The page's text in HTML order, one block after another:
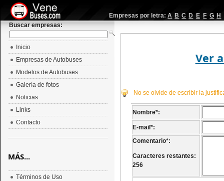
Empresas por letra: A B C D E F G H
Buscar empresas:
Ver
No se olvide de escribir la
Nombre*:
E-mail*:
Comentario*:
Caracteres restantes:
256
Inicio
Empresas de Autobuses
Modelos de Autobuses
Galería de fotos
Noticias
Links
Contacto
MÁS...
Términos de Uso